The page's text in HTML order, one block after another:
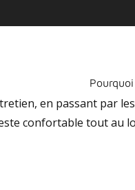
en passant par
confortable tout au